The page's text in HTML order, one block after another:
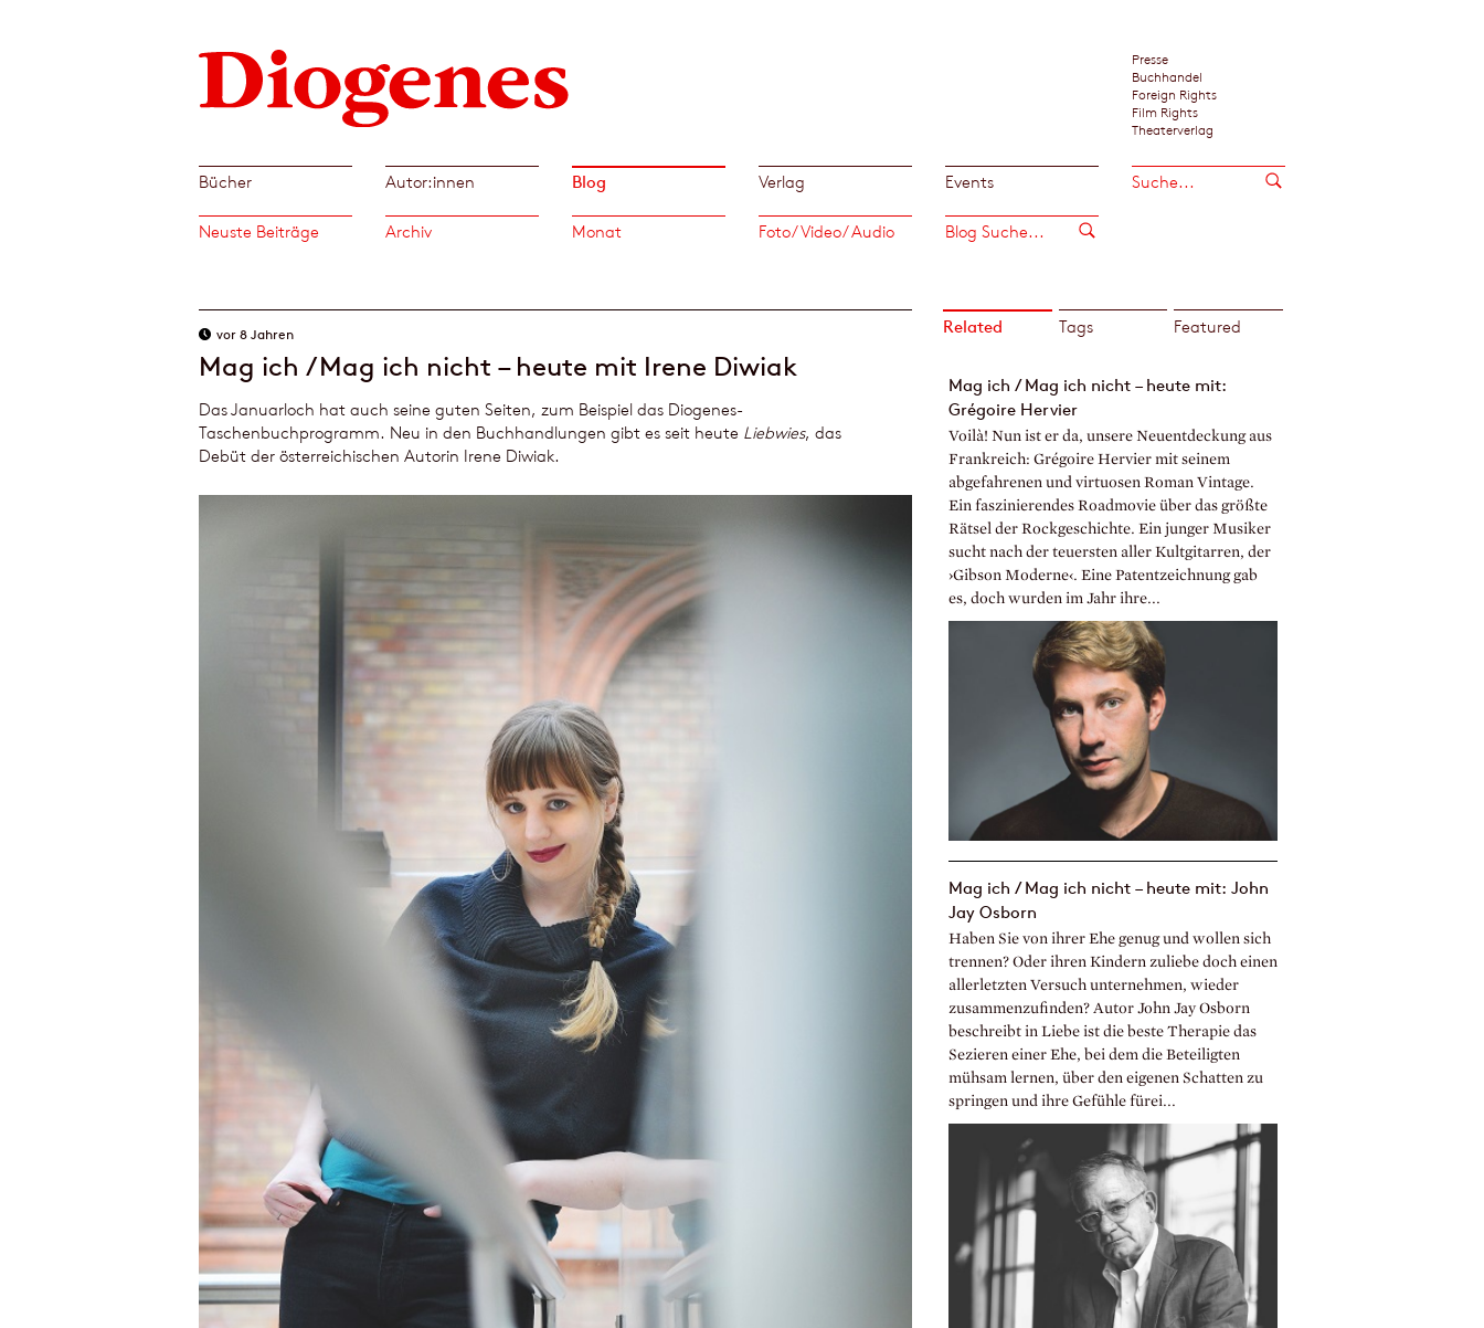
Presse
Buchhandel
Foreign Rights
Film Rights
Theaterverlag
Bücher Autor:innen Blog Verlag Events
Neuste Beiträge Archiv Monat Foto/ Video/ Audio
vor 8 Jahren
Mag ich / Mag ich nicht – heute mit Irene Diwiak
Das Januarloch hat auch seine guten Seiten, zum Beispiel das Diogenes-
Taschenbuchprogramm. Neu in den Buchhandlungen gibt es seit heute Liebwies, das
Debüt der österreichischen Autorin Irene Diwiak.
Related Tags Featured
Mag ich / Mag ich nicht – heute mit:
Grégoire Hervier
Voilà! Nun ist er da, unsere Neuentdeckung aus
Frankreich: Grégoire Hervier mit seinem
abgefahrenen und virtuosen Roman Vintage.
Ein faszinierendes Roadmovie über das größte
Rätsel der Rockgeschichte. Ein junger Musiker
sucht nach der teuersten aller Kultgitarren, der
›Gibson Moderne‹. Eine Patentzeichnung gab
es, doch wurden im Jahr ihre...
Mag ich / Mag ich nicht – heute mit: John
Jay Osborn
Haben Sie von ihrer Ehe genug und wollen sich
trennen? Oder ihren Kindern zuliebe doch einen
allerletzten Versuch unternehmen, wieder
zusammenzufinden? Autor John Jay Osborn
beschreibt in Liebe ist die beste Therapie das
Sezieren einer Ehe, bei dem die Beteiligten
mühsam lernen, über den eigenen Schatten zu
springen und ihre Gefühle fürei...